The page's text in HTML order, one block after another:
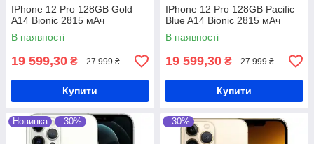
IPhone 12 Pro 128GB Gold
A14 Bionic 2815 мАч
В наявності
19 599,30 ₴ 27 999 ₴
Купити
IPhone 12 Pro 128GB Pacific
Blue A14 Bionic 2815 мАч
В наявності
19 599,30 ₴ 27 999 ₴
Купити
Новинка –30% –30%